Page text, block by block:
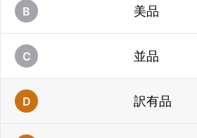
B 美品
C 並品
D 訳有品